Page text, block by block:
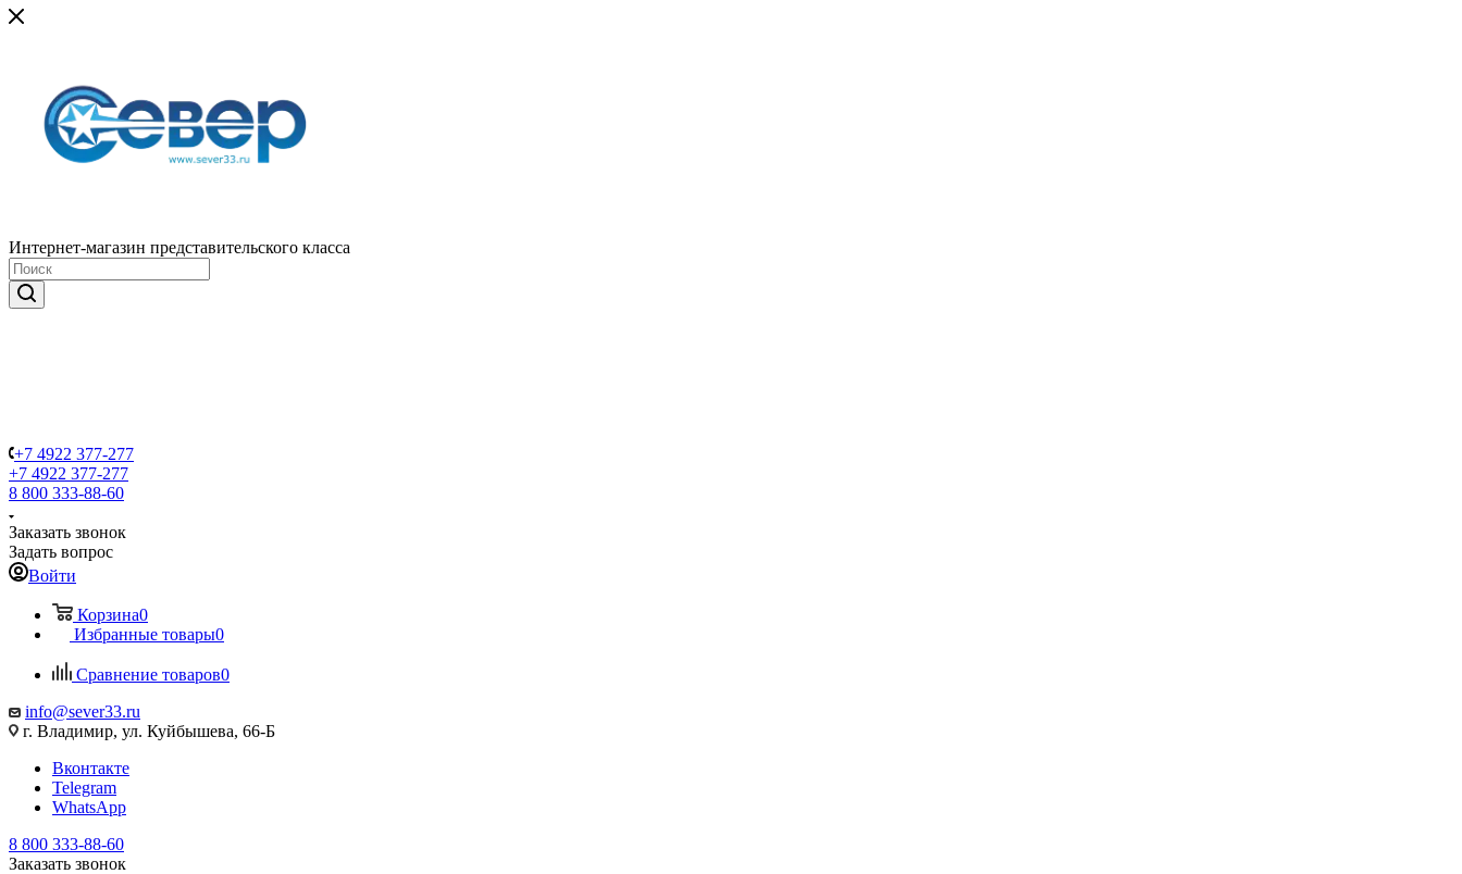
Интернет-магазин представительского класса
+7 4922 377-277
+7 4922 377-277
8 800 333-88-60
Заказать звонок
Задать вопрос
Войти
Корзина0
Избранные товары0
Сравнение товаров0
info@sever33.ru
г. Владимир, ул. Куйбышева, 66-Б
Вконтакте
Telegram
WhatsApp
8 800 333-88-60
Заказать звонок